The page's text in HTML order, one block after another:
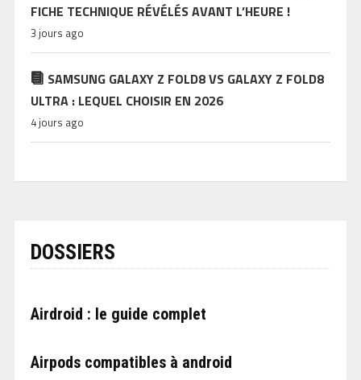
FICHE TECHNIQUE RÉVÉLÉS AVANT L’HEURE !
3 jours ago
SAMSUNG GALAXY Z FOLD8 VS GALAXY Z FOLD8
ULTRA : LEQUEL CHOISIR EN 2026
4 jours ago
DOSSIERS
Airdroid : le guide complet
Airpods compatibles à android